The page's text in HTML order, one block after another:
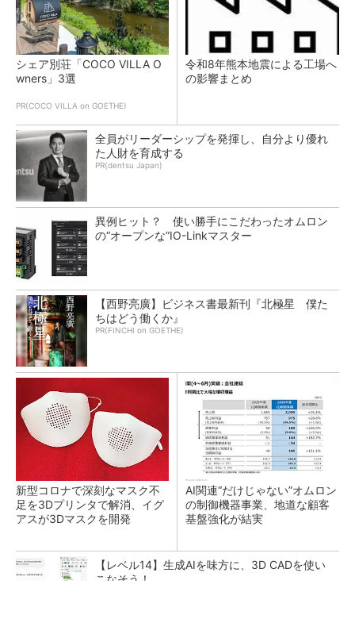
シェア別荘「COCO VILLA O
wners」3選
PR(COCO VILLA on GOETHE)
令和8年熊本地震による工場へ
の影響まとめ
全員がリーダーシップを発揮し、自分より優れ
た人財を育成する
PR(dentsu Japan)
異例ヒット？ 使い勝手にこだわったオムロン
の“オープンな”IO-Linkマスター
【西野亮廣】ビジネス書最新刊『北極星 僕た
ちはどう働くか』
PR(FINCHI on GOETHE)
新型コロナで深刻なマスク不
足を3Dプリンタで解消、イグ
アスが3Dマスクを開発
AI関連“だけじゃない”オムロン
の制御機器事業、地道な顧客
基盤強化が結実
【レベル14】生成AIを味方に、3D CADを使い
こなそう！